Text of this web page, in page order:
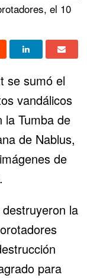
el 10
se sumó el
vandálicos
la Tumba de
de Nablus,
de
la
para